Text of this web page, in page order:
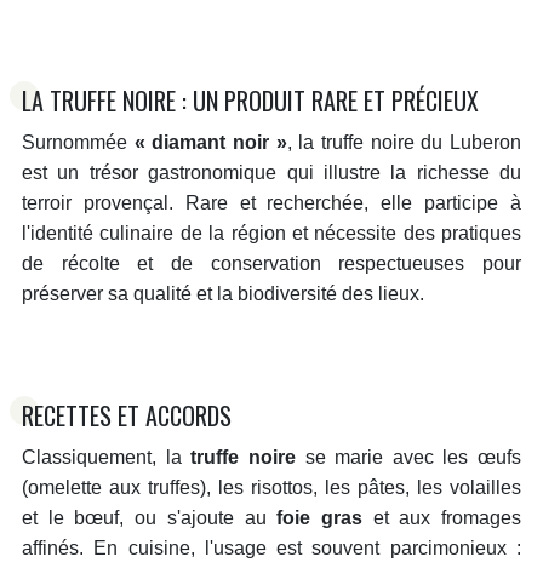
LA TRUFFE NOIRE : UN PRODUIT RARE ET PRÉCIEUX
Surnommée « diamant noir », la truffe noire du Luberon
est un trésor gastronomique qui illustre la richesse du
terroir provençal. Rare et recherchée, elle participe à
l'identité culinaire de la région et nécessite des pratiques
de récolte et de conservation respectueuses pour
préserver sa qualité et la biodiversité des lieux.
RECETTES ET ACCORDS
Classiquement, latruffe noirese marie avec les œufs
(omelette aux truffes), les risottos, les pâtes, les volailles
et le bœuf, ou s'ajoute aufoie graset aux fromages
affinés. En cuisine, l'usage est souvent parcimonieux :